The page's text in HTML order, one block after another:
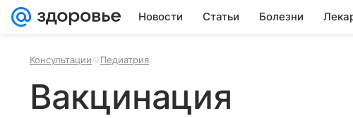
Новости Статьи Болезни
Консультации Педиатрия
Вакцинация